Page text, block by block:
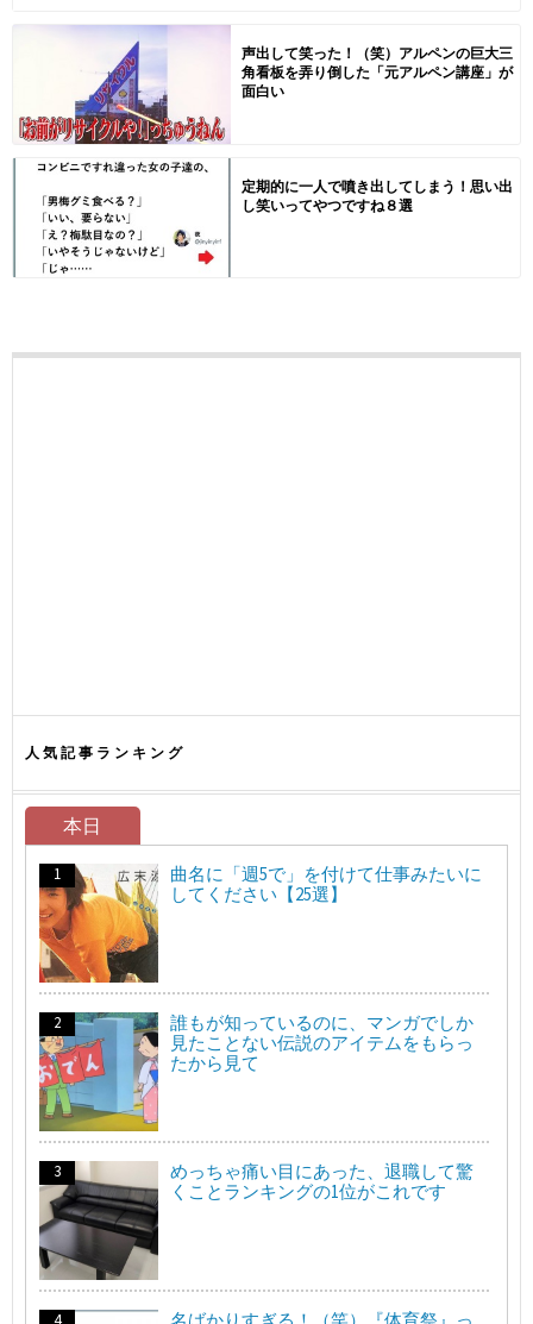
声出して笑った！（笑）アルペンの巨大三
角看板を弄り倒した「元アルペン講座」が
面白い
定期的に一人で噴き出してしまう！思い出
し笑いってやつですね８選
人気記事ランキング
本日
曲名に「週5で」を付けて仕事みたいに
してください【25選】
誰もが知っているのに、マンガでしか
見たことない伝説のアイテムをもらっ
たから見て
めっちゃ痛い目にあった、退職して驚
くことランキングの1位がこれです